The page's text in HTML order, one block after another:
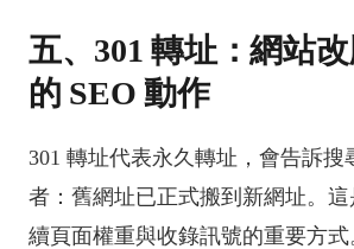
五、301 轉址：網站
的 SEO 動作
301 轉址代表永久轉址，會告訴搜
者：舊網址已正式搬到新網址。
續頁面權重與收錄訊號的重要方式